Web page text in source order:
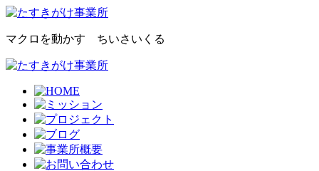
マクロを動かす ちいさいくる